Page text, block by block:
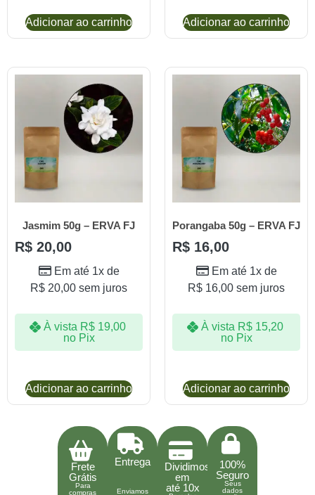
Adicionar ao carrinho Adicionar ao carrinho
Jasmim 50g – ERVA FJ
R$ 20,00
Em até 1x de
R$ 20,00 sem juros
À vista R$19,00
no Pix
Adicionar ao carrinho
Porangaba 50g – ERVA FJ
R$ 16,00
Em até 1x de
R$ 16,00 sem juros
À vista R$15,20
no Pix
Adicionar ao carrinho
Frete
Grátis
Para
compras
Entrega
Enviamos
Dividimos
em
até 10x
100%
Seguro
Seus
dados